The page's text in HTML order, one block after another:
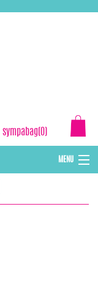
sympabag(0)
MENU